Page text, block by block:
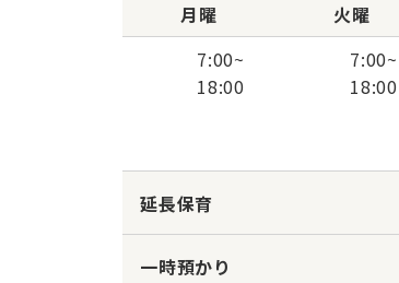
月曜
7:00~
18:00
火曜
7:00~
18:00
延長保育
一時預かり